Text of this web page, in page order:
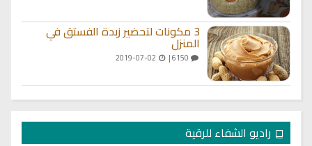
3 مكونات لتحضير زبدة الفستق في
المنزل
راديو الشفاء للرقية